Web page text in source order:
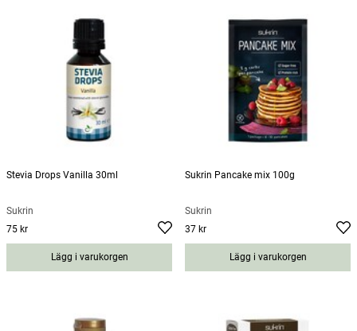
Stevia Drops Vanilla 30ml
Sukrin
Pris
75 kr
Lägg i varukorgen
Sukrin Pancake mix 100g
Sukrin
Pris
37 kr
Lägg i varukorgen